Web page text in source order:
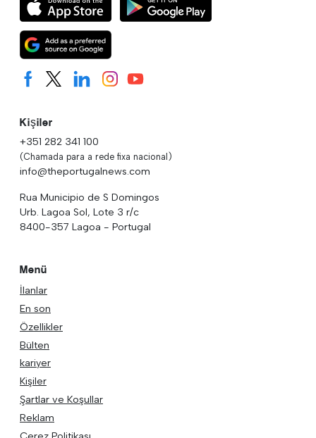
Kişiler
+351 282 341 100
(Chamada para a rede fixa nacional)
info@theportugalnews.com
Rua Municipio de S Domingos
Urb. Lagoa Sol, Lote 3 r/c
8400-357 Lagoa - Portugal
Menü
İlanlar
En son
Özellikler
Bülten
kariyer
Kişiler
Şartlar ve Koşullar
Reklam